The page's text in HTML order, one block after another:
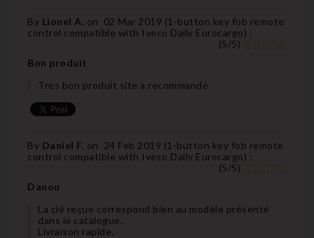
By Lionel A. on 02 Mar 2019 (1-button key fob remote
control compatible with Iveco Daily Eurocargo) :
(5/5)
Bon produit
Tres bon produit site a recommandé
By Daniel F. on 24 Feb 2019 (1-button key fob remote
control compatible with Iveco Daily Eurocargo) :
(5/5)
Danou
La clé reçue correspond bien au modèle présenté
dans le catalogue.
Livraison rapide.